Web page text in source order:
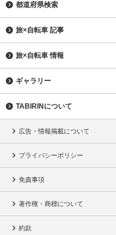
都道府県検索
旅×自転車 記事
旅×自転車 情報
ギャラリー
TABIRINについて
広告・情報掲載について
プライバシーポリシー
免責事項
著作権・商標について
約款